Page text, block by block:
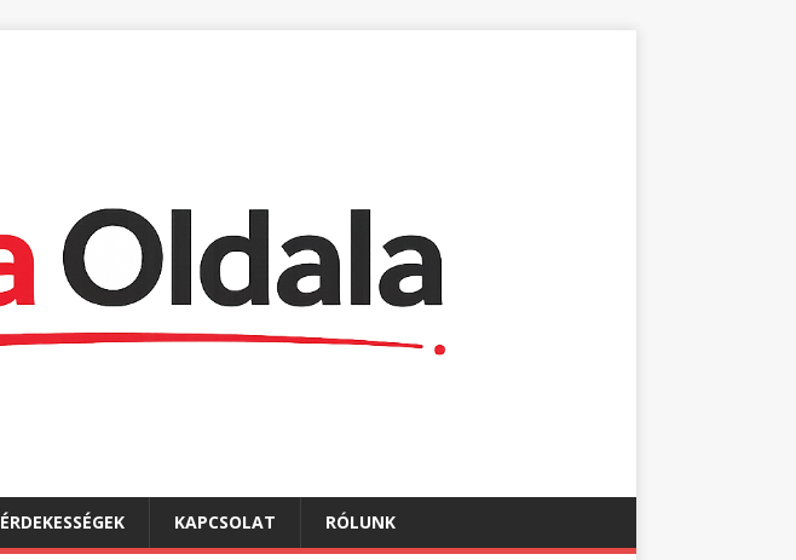
ÉRDEKESSÉGEK KAPCSOLAT RÓLUNK